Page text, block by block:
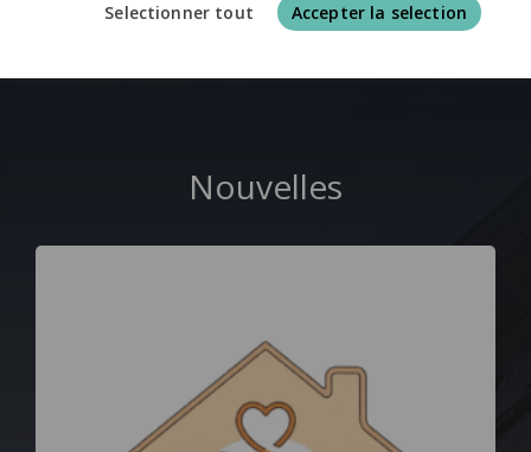
Nouvelles
Selectionner tout Accepter la selection